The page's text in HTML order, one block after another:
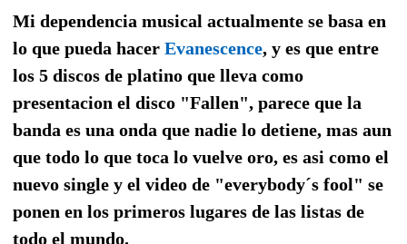
Mi dependencia musical actualmente se basa en
lo que pueda hacer Evanescence, y es que entre
los 5 discos de platino que lleva como
presentacion el disco "Fallen", parece que la
banda es una onda que nadie lo detiene, mas aun
que todo lo que toca lo vuelve oro, es asi como el
nuevo single y el video de "everybody´s fool" se
ponen en los primeros lugares de las listas de
todo el mundo.